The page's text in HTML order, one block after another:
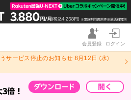
会員登録 ログイン
サービス停止のお知らせ 8月12日 (水)